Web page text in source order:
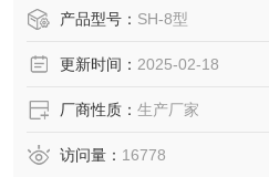
产品型号： SH-8型
更新时间： 2025-02-18
厂商性质： 生产厂家
访问量： 16778